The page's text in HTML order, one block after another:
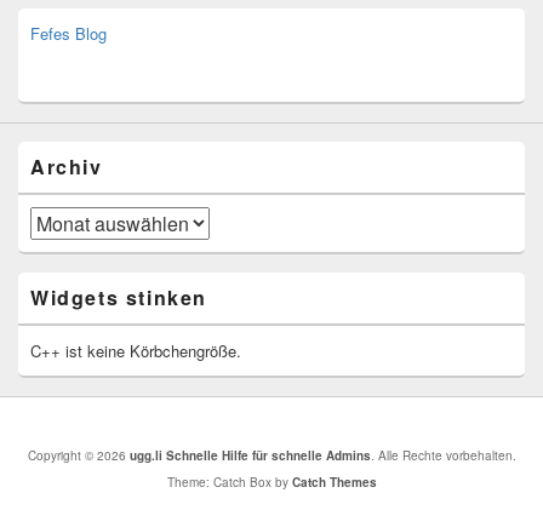
Fefes Blog
Archiv
Archiv
Widgets stinken
C++ ist keine Körbchengröße.
Copyright © 2026 ugg.li Schnelle Hilfe für schnelle Admins . Alle Rechte vorbehalten.
Theme: Catch Box by Catch Themes